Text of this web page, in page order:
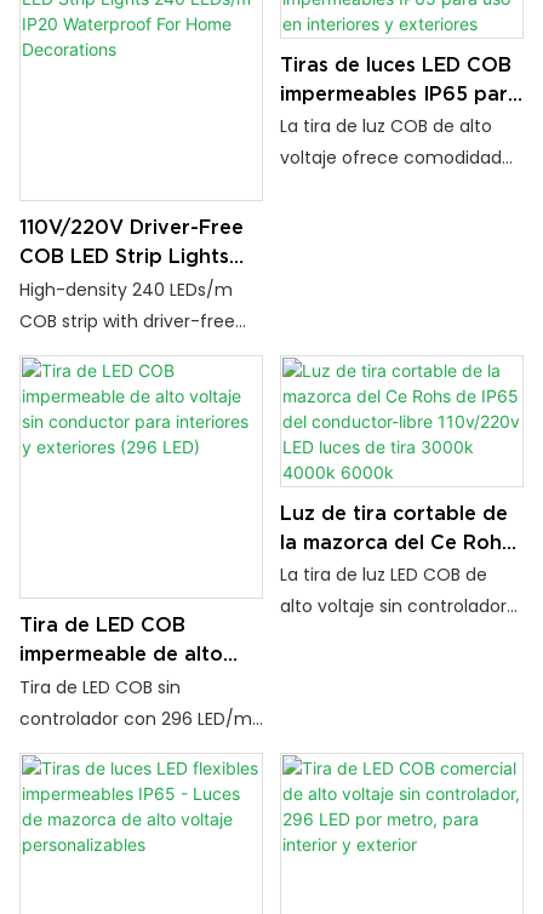
mejor disipación del calor,
ahorro de energía y un
y listo para usar.
110V/220V Driver-Free
COB LED Strip Lights
240 LEDs/m IP20
Waterproof For Home
High-density 240 LEDs/m
COB strip with driver-free
design for 110V/220V direct
power. Flexible, IP20
waterproof, and 3 color
temps (3000K-6000K).
Tiras de luces LED COB
impermeables IP65 para
uso en interiores y
exteriores
La tira de luz COB de alto
voltaje ofrece comodidad
tanto en interiores como en
exteriores. Disponible en
opciones de 110 V o 220 V, lo
que lo hace ideal para uso
global
Tira de LED COB
impermeable de alto
voltaje sin conductor
para interiores y
Tira de LED COB sin
controlador con 296 LED/m,
entrada de alto voltaje (110
V/220 V) y clasificación de
resistencia al agua IP65. Alto
brillo y fácil instalación para
Luz de tira cortable de
la mazorca del Ce Rohs
de IP65 del conductor-
libre 110v/220v LED
La tira de luz LED COB de
alto voltaje sin controlador
Alimentado directamente
por 110 V/220 V sin un
controlador externo,
simplifica la instalación y